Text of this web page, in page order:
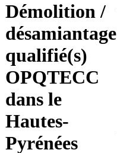
Démolition /
désamiantage
qualifié(s)
OPQTECC
dans le
Hautes-
Pyrénées